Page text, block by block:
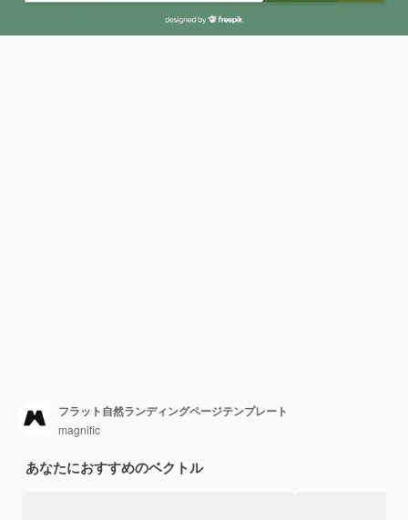
フラット自然ランディングページテンプレート
magnific
あなたにおすすめのベクトル